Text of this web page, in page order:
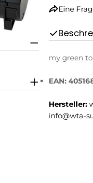
Eine
my green
EAN:
Hersteller:
info@wta-